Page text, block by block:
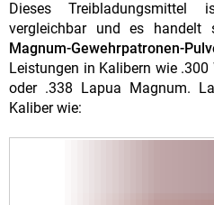
Dieses
vergleichbar und es
Magnum-Gewehrpatronen-
Leistungen in Kalibern wie
oder .338 Lapua Magnum.
Kaliber wie: